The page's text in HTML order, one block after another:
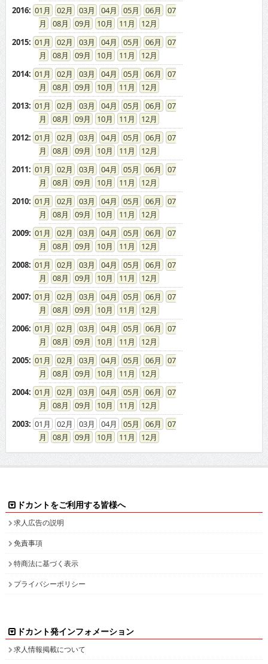
2016: 01 02 03 04 05 06
07
08
09 10 11
12
2015: 01 02 03 04 05 06
07
08
09 10 11
12
2014: 01 02 03 04 05 06
07
08
09 10 11
12
2013: 01 02 03 04 05 06
07
08
09 10 11
12
2012: 01 02 03 04 05 06
07
08
09 10 11
12
2011: 01 02 03 04 05 06
07
08
09 10 11
12
2010: 01 02 03 04 05 06
07
08
09 10 11
12
2009: 01 02 03 04 05 06
07
08
09 10 11
12
2008: 01 02 03 04 05 06
07
08
09 10 11
12
2007: 01 02 03 04 05 06
07
08
09 10 11
12
2006: 01 02 03 04 05 06
07
08
09 10 11
12
2005: 01 02 03 04 05 06
07
08
09 10 11
12
2004: 01 02 03 04 05 06
07
08
09 10 11
12
2003: 01 02 03 04 05 06
07
08
09 10 11 12
ドカントをご利用する皆様へ
求人広告の説明
免責事項
特商法に基づく表示
プライバシーポリシー
ドカント発インフォメーション
求人情報掲載について